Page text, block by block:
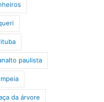
paulista
da árvore